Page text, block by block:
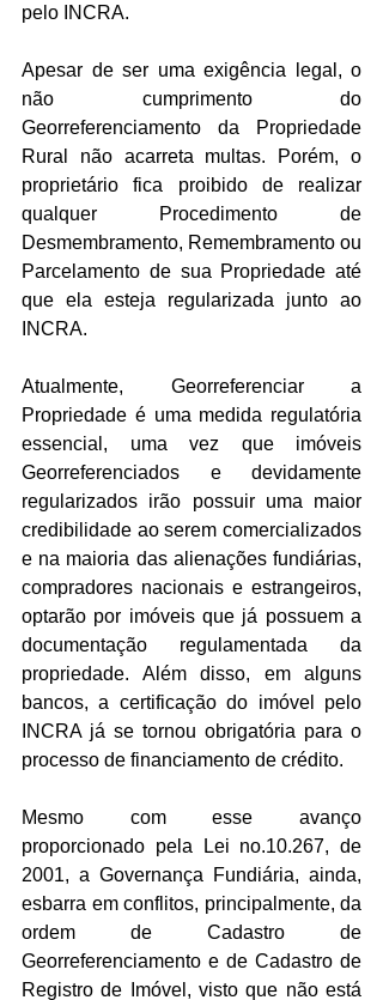
pelo INCRA.
Apesar de ser uma exigência legal, o
não cumprimento do
Georreferenciamento da Propriedade
Rural não acarreta multas. Porém, o
proprietário fica proibido de realizar
qualquer Procedimento de
Desmembramento, Remembramento ou
Parcelamento de sua Propriedade até
que ela esteja regularizada junto ao
INCRA.
Atualmente, Georreferenciar a
Propriedade é uma medida regulatória
essencial, uma vez que imóveis
Georreferenciados e devidamente
regularizados irão possuir uma maior
credibilidade ao serem comercializados
e na maioria das alienações fundiárias,
compradores nacionais e estrangeiros,
optarão por imóveis que já possuem a
documentação regulamentada da
propriedade. Além disso, em alguns
bancos, a certificação do imóvel pelo
INCRA já se tornou obrigatória para o
processo de financiamento de crédito.
Mesmo com esse avanço
proporcionado pela Lei no.10.267, de
2001, a Governança Fundiária, ainda,
esbarra em conflitos, principalmente, da
ordem de Cadastro de
Georreferenciamento e de Cadastro de
Registro de Imóvel, visto que não está